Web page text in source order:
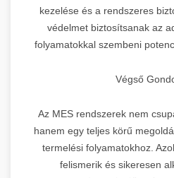
kezelése és a rendszeres
védelmet biztosítsanak az
folyamatokkal szembeni
Végső
Az MES rendszerek nem
hanem egy teljes körű
termelési folyamatokhoz.
felismerik és sikeresen